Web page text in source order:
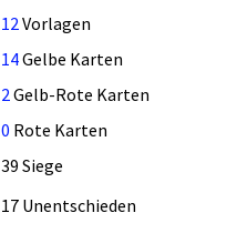
12Vorlagen
14Gelbe Karten
2Gelb-Rote Karten
0 Rote Karten
39 Siege
17 Unentschieden